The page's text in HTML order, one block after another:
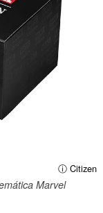
ⓘ Citizen
Marvel